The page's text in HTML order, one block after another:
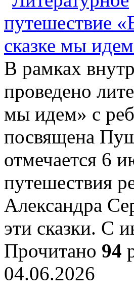
В рамках
проведено
мы идем» с
посвящена
отмечается 6
путешествия
Александра
эти сказки. С
Прочитано 94
04.06.2026